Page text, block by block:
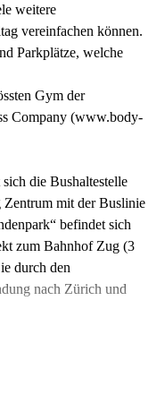
weitere
vereinfachen können.
Parkplätze, welche
Gym der
Company (www.body-
die Bushaltestelle
Zentrum mit der Buslinie
befindet sich
zum Bahnhof Zug (3
durch den
nach Zürich und